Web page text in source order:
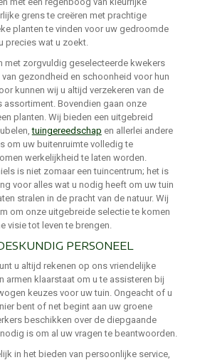
grens te creëren met prachtige
planten te vinden voor uw gedroomde
precies wat u zoekt.
met zorgvuldig geselecteerde kwekers
gezondheid en schoonheid voor hun
kunnen wij u altijd verzekeren van de
Bovendien gaan onze
planten. Wij bieden een uitgebreid
tuingereedschap en allerlei andere
om uw buitenruimte volledig te
werkelijkheid te laten worden.
is niet zomaar een tuincentrum; het is
voor alles wat u nodig heeft om uw tuin
stralen in de pracht van de natuur. Wij
om onze uitgebreide selectie te komen
visie tot leven te brengen.
PERSONEEL
u altijd rekenen op ons vriendelijke
armen klaarstaat om u te assisteren bij
keuzes voor uw tuin. Ongeacht of u
bent of net begint aan uw groene
beschikken over de diepgaande
is om al uw vragen te beantwoorden.
in het bieden van persoonlijke service,